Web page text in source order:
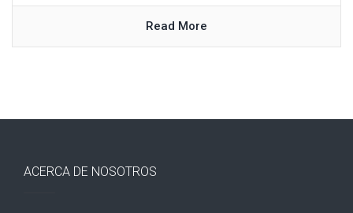
Read More
ACERCA DE NOSOTROS